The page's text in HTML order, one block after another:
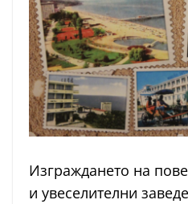
Изграждането на
и увеселителни